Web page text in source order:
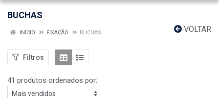
BUCHAS
VOLTAR
INÍCIO FIXAÇÃO BUCHAS
Filtros
41 produtos ordenados por: